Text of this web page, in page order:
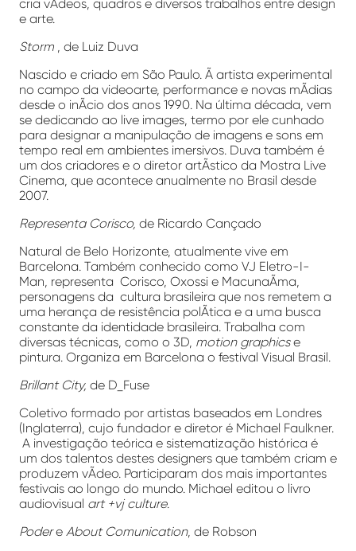
cria vÃ­deos, quadros e diversos trabalhos entre design
e arte.
Storm , de Luiz Duva
Nascido e criado em São Paulo. Ã artista experimental
no campo da videoarte, performance e novas mÃ­dias
desde o inÃ­cio dos anos 1990. Na última década, vem
se dedicando ao live images, termo por ele cunhado
para designar a manipulação de imagens e sons em
tempo real em ambientes imersivos. Duva também é
um dos criadores e o diretor artÃ­stico da Mostra Live
Cinema, que acontece anualmente no Brasil desde
2007.
Representa Corisco, de Ricardo Cançado
Natural de Belo Horizonte, atualmente vive em
Barcelona. Também conhecido como VJ Eletro-I-
Man, representa Corisco, Oxossi e MacunaÃ­ma,
personagens da cultura brasileira que nos remetem a
uma herança de resistência polÃ­tica e a uma busca
constante da identidade brasileira. Trabalha com
diversas técnicas, como o 3D, motion graphicse
pintura. Organiza em Barcelona o festival Visual Brasil.
Brillant City, de D_Fuse
Coletivo formado por artistas baseados em Londres
(Inglaterra), cujo fundador e diretor é Michael Faulkner.
A investigação teórica e sistematização histórica é
um dos talentos destes designers que também criam e
produzem vÃ­deo. Participaram dos mais importantes
festivais ao longo do mundo. Michael editou o livro
audiovisual art +vj culture.
Podere About Comunication, de Robson